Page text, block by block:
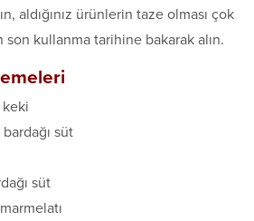
aldığınız ürünlerin taze olması çok
kullanma tarihine bakarak alın.
keki
süt
süt